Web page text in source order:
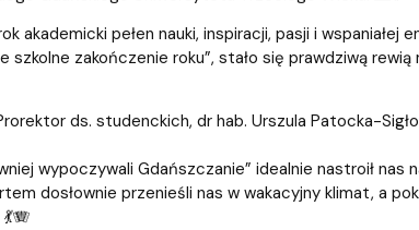
akademicki pełen nauki, inspiracji, pasji i wspaniałej
szkolne zakończenie roku”, stało się prawdziwą rewią
ds. studenckich, dr hab. Urszula Patocka-
wypoczywali Gdańszczanie” idealnie nastroił
dosłownie przenieśli nas w wakacyjny klimat, a